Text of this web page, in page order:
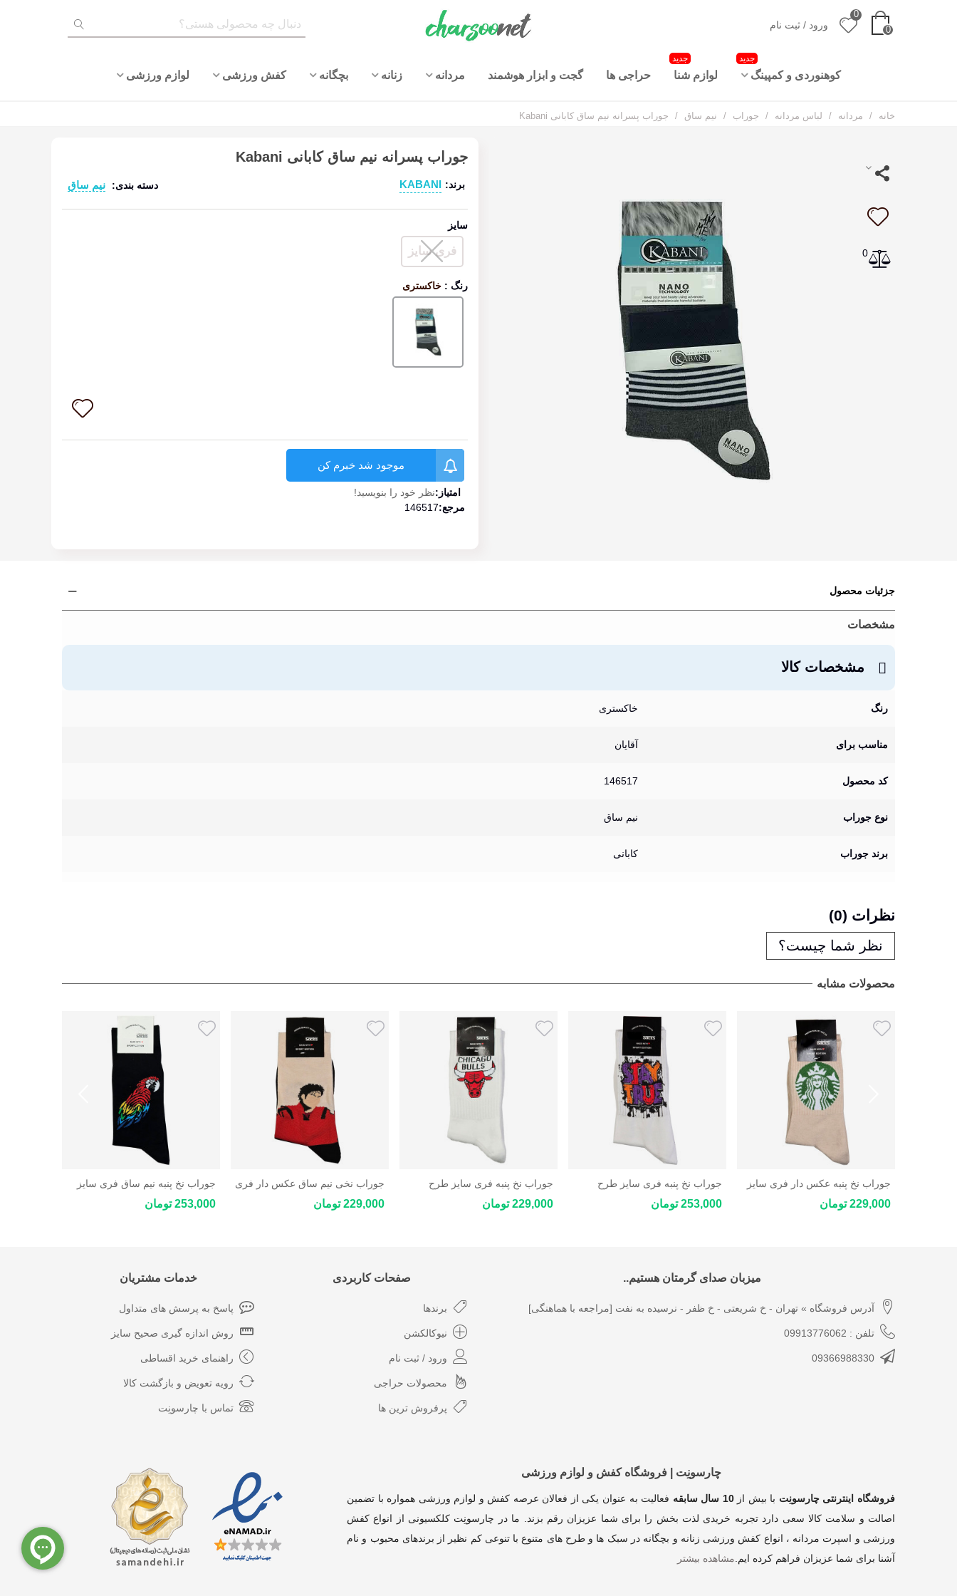
0
0
ورود / ثبت نام
کوهنوردی و کمپینگ
جدید
لوازم شنا
جدید
حراجی ها گجت و ابزار هوشمند مردانه زنانه بچگانه کفش ورزشی لوازم ورزشی
خانه / مردانه / لباس مردانه / جوراب / نیم ساق / جوراب پسرانه نیم ساق کابانی Kabani
0
جوراب پسرانه نیم ساق کابانی Kabani
برند: KABANI دسته بندی: نیم ساق
سایز
فری سایز
رنگ : خاکستری
موجود شد خبرم کن
امتیاز:نظر خود را بنویسید!
مرجع:146517
جزئیات محصول
مشخصات
مشخصات کالا
رنگ خاکستری
مناسب برای آقایان
کد محصول 146517
نوع جوراب نیم ساق
برند جوراب کابانی
نظرات (0)
نظر شما چیست؟
محصولات مشابه
جوراب نخ پنبه عکس دار فری سایز
229,000 تومان
جوراب نخ پنبه فری سایز طرح
فانتزی
253,000 تومان
جوراب نخ پنبه فری سایز طرح
فانتزی
229,000 تومان
جوراب نخی نیم ساق عکس دار فری
سایز
229,000 تومان
جوراب نخ پنبه نیم ساق فری سایز
طرحدار
253,000 تومان
میزبان صدای گرمتان هستیم..
آدرس فروشگاه » تهران - خ شریعتی - خ ظفر - نرسیده به نفت [مراجعه با هماهنگی]
تلفن : 09913776062
09366988330
صفحات کاربردی
برندها
نیوکالکشن
ورود / ثبت نام
محصولات حراجی
پرفروش ترین ها
خدمات مشتریان
پاسخ به پرسش های متداول
روش اندازه گیری صحیح سایز
راهنمای خرید اقساطی
رویه تعویض و بازگشت کالا
تماس با چارسونِت
چارسونِت | فروشگاه کفش و لوازم ورزشی
فروشگاه اینترنتی چارسونِت با بیش از10 سال سابقه
فعالیت به عنوان یکی از فعالان عرصه کفش و لوازم ورزشی همواره با تضمین
اصالت و سلامت کالا سعی دارد تجربه خریدی لذت بخش را برای شما عزیزان رقم بزند. ما در چارسونِت کلکسیونی از انواع کفش
ورزشی و اسپرت مردانه ، انواع کفش ورزشی زنانه و بچگانه در سبک ها و طرح های متنوع با تنوعی کم نظیر از برندهای محبوب و نام
آشنا برای شما عزیزان فراهم کرده ایم مشاهده بیشتر